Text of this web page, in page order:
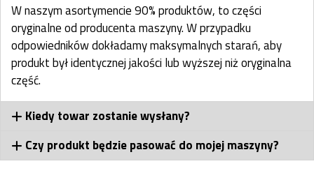
W naszym asortymencie 90% produktów, to części
oryginalne od producenta maszyny. W przypadku
odpowiedników dokładamy maksymalnych starań, aby
produkt był identycznej jakości lub wyższej niż oryginalna
część.
Kiedy towar zostanie wysłany?
Czy produkt będzie pasować do mojej maszyny?